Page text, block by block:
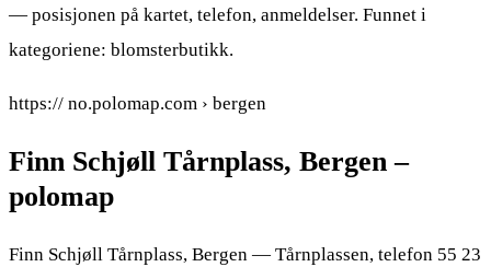
— posisjonen på kartet, telefon, anmeldelser. Funnet i
kategoriene: blomsterbutikk.
https:// no.polomap.com › bergen
Finn Schjøll Tårnplass, Bergen –
polomap
Finn Schjøll Tårnplass, Bergen — Tårnplassen, telefon 55 23